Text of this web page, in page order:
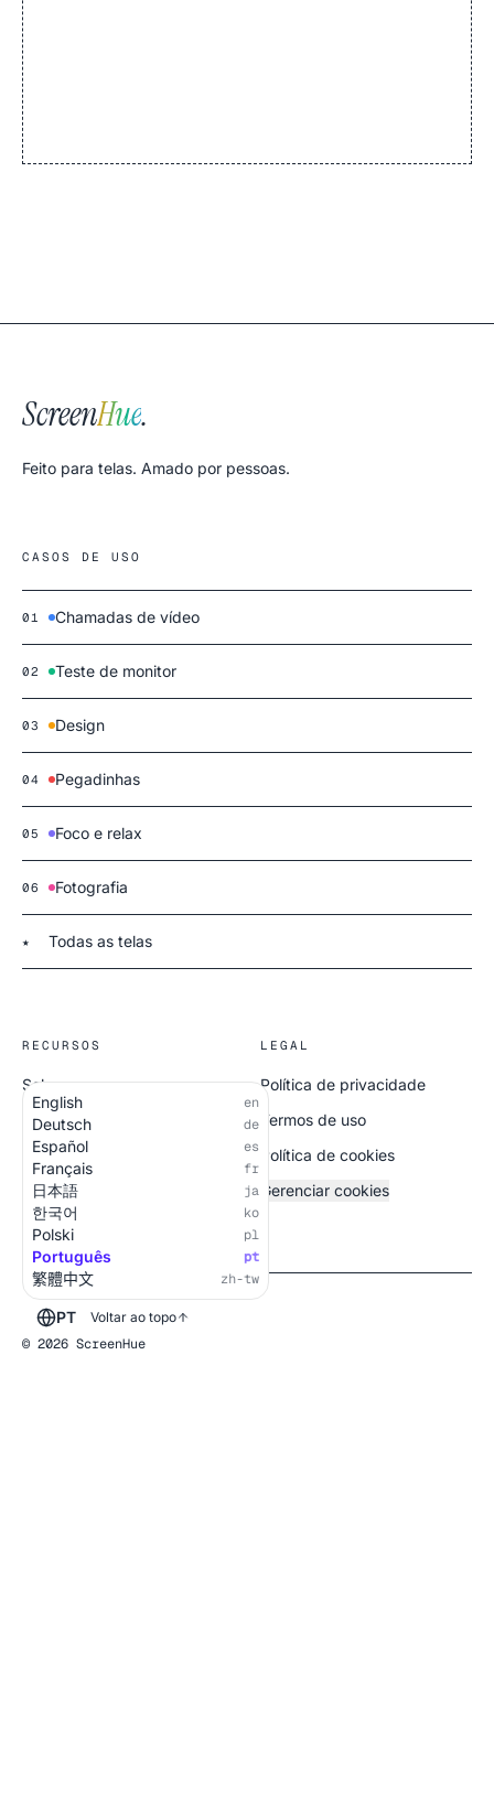
ScreenHue.
Feito para telas. Amado por pessoas.
CASOS DE USO
01 Chamadas de vídeo
02 Teste de monitor
03 Design
04 Pegadinhas
05 Foco e relax
06 Fotografia
★ Todas as telas
RECURSOS
Sobre
Todas as telas
LEGAL
Política de privacidade
Termos de uso
Política de cookies
Gerenciar cookies
© 2026 ScreenHue
PT
English en
Deutsch de
Español es
Français fr
日本語 ja
한국어 ko
Polski pl
Português pt
繁體中文 zh-tw
Voltar ao topo